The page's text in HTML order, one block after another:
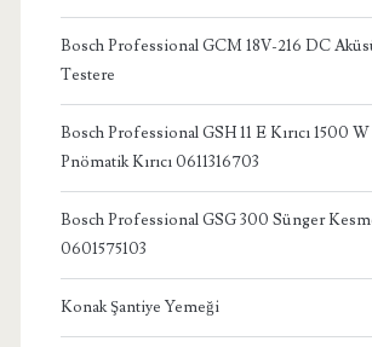
Bosch Professional GCM 18V-216 DC
Testere
Bosch Professional GSH 11 E Kırıcı 1500
Pnömatik Kırıcı 0611316703
Bosch Professional GSG 300 Sünger
0601575103
Konak Şantiye Yemeği